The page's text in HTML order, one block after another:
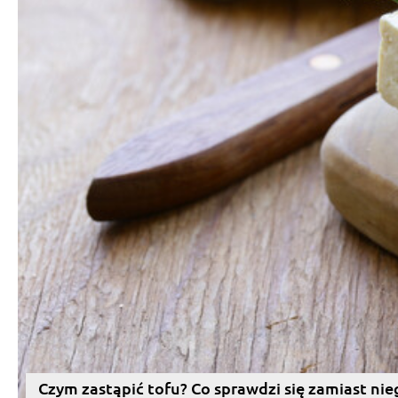
Czym zastąpić tofu? Co sprawdzi się zamiast